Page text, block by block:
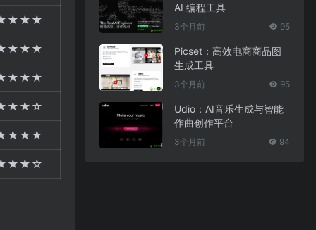
AI 编程工具
3个月前 95
Picset：高效电商商品图
生成工具
3个月前 95
Udio：AI音乐生成与智能
作曲创作平台
3个月前 94